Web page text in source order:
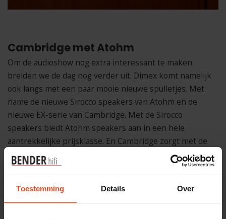
Toestemming Details Over
Cambridge met Atohm
Om de audioshow nog extra interessant te maken
breiden we de dag nog verder uit. Dimex komt namelijk
ook langs met een paar mooie nieuwe spulletjes. Met
name de nieuwe Sirocco speakers van Atohm en de
nieuwe EX-serie van Cambridge. Met de Sirocco
speakers biedt Atohm speakers aan in een hele
aantrekkelijke prijsklasse. En Cambridge zorgt met de
nieuwe EX-serie voor een perfecte optie die tussen de
CX en EDGE zit.